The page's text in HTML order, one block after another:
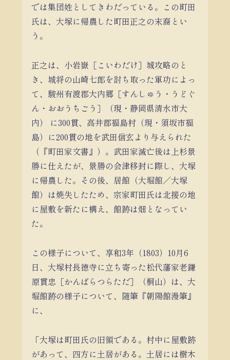
では集団姓としてきわだっている。この町田
氏は、大塚に帰農した町田正之の末裔とい
う。
正之は、小岩嶽［こいわだけ］城攻略のと
き、城将の山崎七郎を討ち取った軍功によっ
て、駿州有渡郡大内郷［すんしゅう・うどぐ
ん・おおうちごう］（現・静岡県清水市大
内） に300貫、高井郡福島村（現・須坂市福
島）に200貫の地を武田信玄より与えられた
（『町田家文書』）。武田家滅亡後は上杉景
勝に仕えたが、景勝の会津移封に際し、大塚
に帰農した。その後、居館（大堀館／大塚
館）は焼失したため、宗家町田氏は北接の地
に屋敷を新たに構え、館跡は畑となってい
た。
この様子について、享和3年（1803）10月6
日、大塚村長徳寺に立ち寄った松代藩家老鎌
原貫忠［かんばらつらただ］（桐山）は、大
堀館跡の様子について、随筆『朝陽館漫筆』
に、
「大塚は町田氏の旧領である。村中に屋敷跡
があって、四方に土居がある。土居には樹木